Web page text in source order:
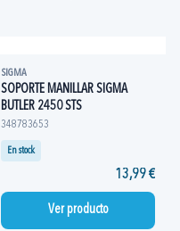
SIGMA
SOPORTE MANILLAR SIGMA
BUTLER 2450 STS
348783653
En stock
13,99 €
Ver producto